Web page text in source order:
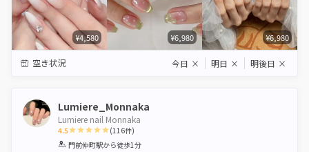
¥4,580 ¥6,980 ¥6,980
空き状況 今日 × 明日 × 明後日 ×
Lumiere_Monnaka
Lumiere nail Monnaka
4.5
1 2 3 4 5
(116件)
門前仲町駅から徒歩1分